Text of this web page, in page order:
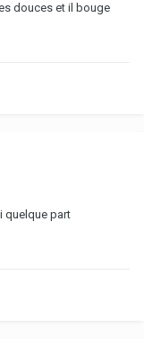
douces et il bouge
quelque part